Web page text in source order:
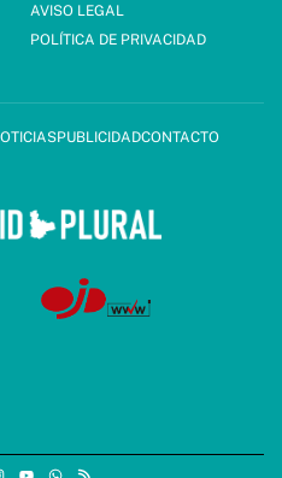
AVISO LEGAL
POLÍTICA DE PRIVACIDAD
PUBLICIDADCONTACTO
InstagramWhatsapp